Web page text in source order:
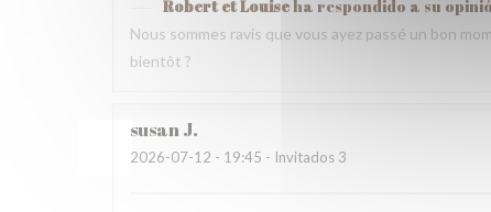
Robert et Louise ha respondido a su
Nous sommes ravis que vous ayez passé un bon
bientôt ?
susanJ
2026-07-12 - 19:45 - Invitados 3